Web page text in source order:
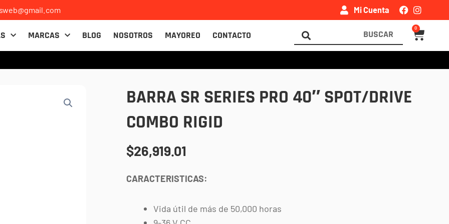
Mi Cuenta
MARCAS BLOG NOSOTROS MAYOREO CONTACTO
Search
...
0
Carrito
BARRA SR SERIES PRO 40″ SPOT/DRIVE
COMBO RIGID
$26,919.01
CARACTERISTICAS:
Vida útil de más de 50,000 horas